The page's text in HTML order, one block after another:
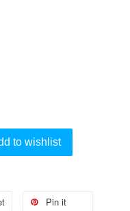
to wishlist
Pin it